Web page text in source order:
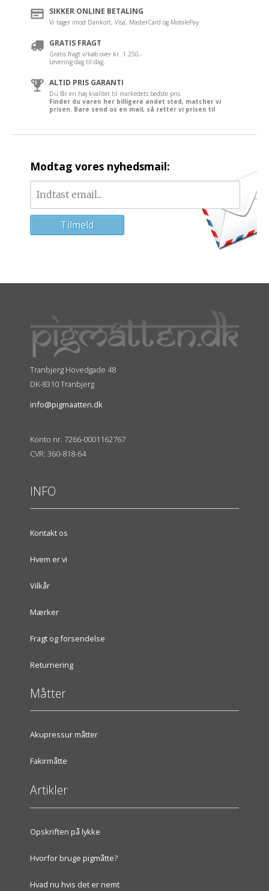
SIKKER ONLINE BETALING
Vi tager imod Dankort, Visa, MasterCard og MobilePay.
GRATIS FRAGT
Gratis fragt v/køb over kr. 1.250,-
Levering dag til dag.
ALTID PRIS GARANTI
Du får en høj kvalitet til markedets bedste pris.
Finder du varen her billigere andet sted, matcher vi
prisen. Bare send os en mail, så retter vi prisen til
Modtag vores nyhedsmail:
Tranbjerg Hovedgade 48
DK-8310 Tranbjerg
info@pigmaatten.dk
Konto nr. 7266-0001162767
CVR: 360-818-64
INFO
Kontakt os
Hvem er vi
Vilkår
Mærker
Fragt og forsendelse
Returnering
Måtter
Akupressur måtter
Fakirmåtte
Artikler
Opskriften på lykke
Hvorfor bruge pigmåtte?
Hvad nu hvis det er nemt